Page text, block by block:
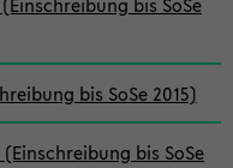
bis SoSe 2015)
bis SoSe